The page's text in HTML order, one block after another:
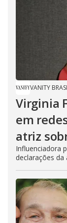
VANITY
Virginia
em
atriz
Influenciadora
declarações